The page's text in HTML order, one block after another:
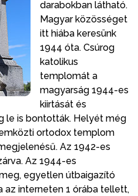
darabokban látható.
Magyar közösséget
itt hiába keresünk
1944 óta. Csúrog
katolikus
templomát a
magyarság 1944-es
kiirtását és
le is bontották. Helyét még
ortodox templom
Az 1942-es
Az 1944-es
egyetlen útbaigazító
az interneten 1 órába tellett,